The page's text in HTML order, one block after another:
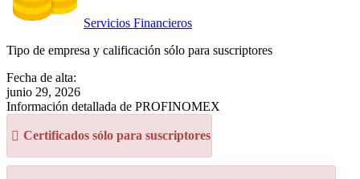
Servicios Financieros
Tipo de empresa y calificación sólo para suscriptores
Fecha de alta:
junio 29, 2026
Información detallada de PROFINOMEX
Certificados sólo para suscriptores